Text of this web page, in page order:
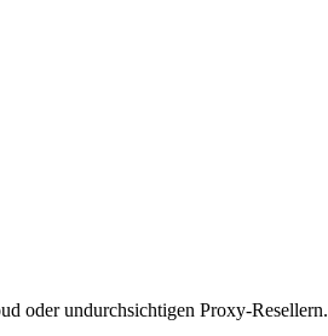
oder undurchsichtigen Proxy-Resellern.